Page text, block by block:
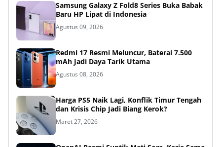
Samsung Galaxy Z Fold8 Series Buka Babak
Baru HP Lipat di Indonesia
Agustus 09, 2026
Redmi 17 Resmi Meluncur, Baterai 7.500
mAh Jadi Daya Tarik Utama
Agustus 08, 2026
Harga PS5 Naik Lagi, Konflik Timur Tengah
dan Krisis Chip Jadi Biang Kerok?
Maret 27, 2026